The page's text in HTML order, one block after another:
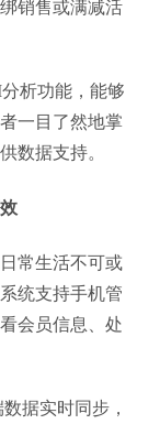
销售或满减活
析功能，能够
一目了然地掌
数据支持。
常生活不可或
统支持手机管
会员信息、处
据实时同步，